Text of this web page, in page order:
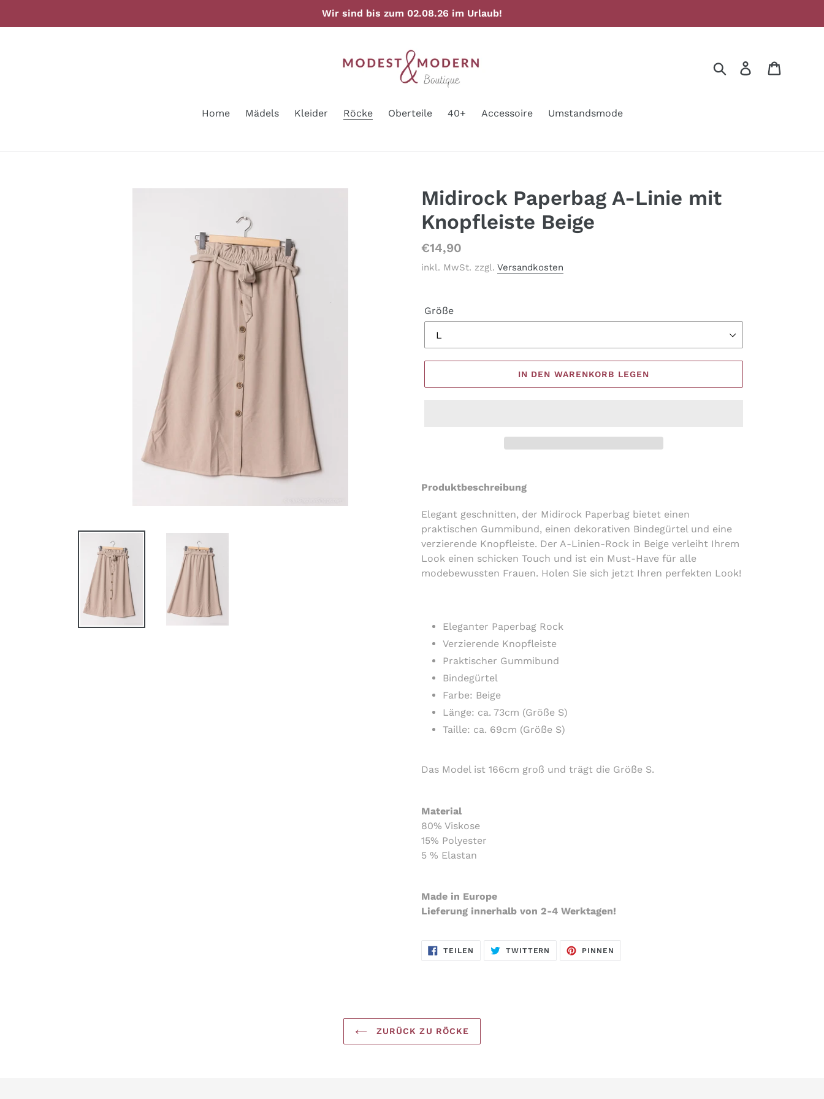
Wir sind bis zum 02.08.26 im Urlaub!
SuchenEinloggen
Home Mädels Kleider Röcke Oberteile 40+ Accessoire Umstandsmode
Midirock Paperbag A-Linie mit
Knopfleiste Beige
Normaler
Preis
€14,90
inkl. MwSt. zzgl. Versandkosten
Größe
IN DEN WARENKORB LEGEN
wird
Warenkorb
hinzugefügt
Produktbeschreibung
Elegant geschnitten, der Midirock Paperbag bietet einen
praktischen Gummibund, einen dekorativen Bindegürtel und eine
verzierende Knopfleiste. Der A-Linien-Rock in Beige verleiht Ihrem
Look einen schicken Touch und ist ein Must-Have für alle
modebewussten Frauen. Holen Sie sich jetzt Ihren perfekten Look!
Eleganter Paperbag Rock
Verzierende Knopfleiste
Praktischer Gummibund
Bindegürtel
Farbe: Beige
Länge: ca. 73cm (Größe S)
Taille: ca. 69cm (Größe S)
Das Model ist 166cm groß und trägt die Größe S.
Material
80% Viskose
15% Polyester
5 % Elastan
Made in Europe
Lieferung innerhalb von 2-4 Werktagen!
TEILEN
FACEBOOK
TWITTERN
TWITTER
PINNEN
ZURÜCK ZU RÖCKE